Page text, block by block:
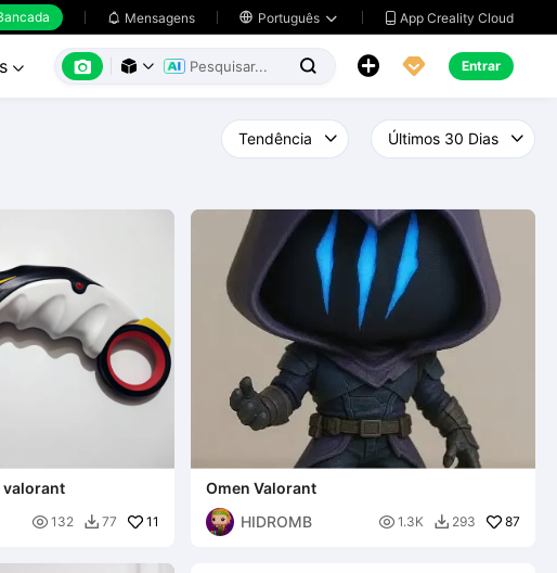
 Mensagens  Português   App Creality Cloud
       Entrar
valorant
 132  77 11
Omen Valorant
HIDROMB
 1.3K  293 87